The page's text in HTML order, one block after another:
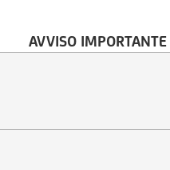
AVVISO IMPORTANTE